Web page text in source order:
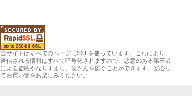
当サイトはすべてのページにSSLを使っています。これにより、
送信される情報はすべて暗号化されますので、悪意のある第三者
による盗聴やなりすまし、改ざんを防ぐことができます。安心し
てお買い物をお楽しみください。